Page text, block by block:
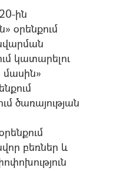
ին
օրենքում
կատարելու
ծառայության
բեռներ և